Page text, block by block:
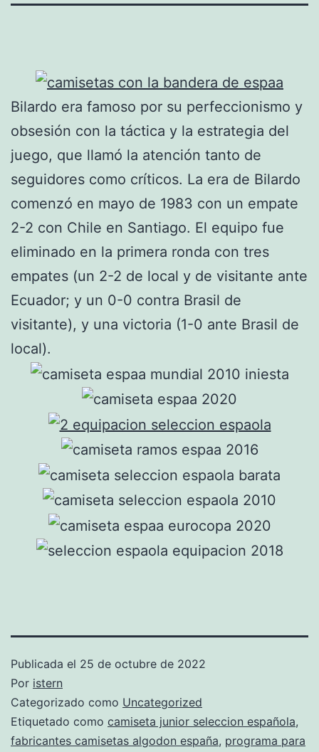
Bilardo era famoso por su perfeccionismo y
obsesión con la táctica y la estrategia del
juego, que llamó la atención tanto de
seguidores como críticos. La era de Bilardo
comenzó en mayo de 1983 con un empate
2-2 con Chile en Santiago. El equipo fue
eliminado en la primera ronda con tres
empates (un 2-2 de local y de visitante ante
Ecuador; y un 0-0 contra Brasil de
visitante), y una victoria (1-0 ante Brasil de
local).
Publicada el 25 de octubre de 2022
Por istern
Categorizado como Uncategorized
Etiquetado como camiseta junior seleccion española,
fabricantes camisetas algodon españa, programa para